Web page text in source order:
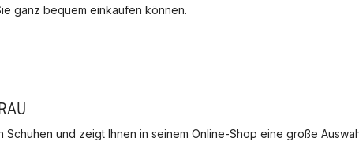
ganz bequem einkaufen können.
und zeigt Ihnen in seinem Online-Shop eine große